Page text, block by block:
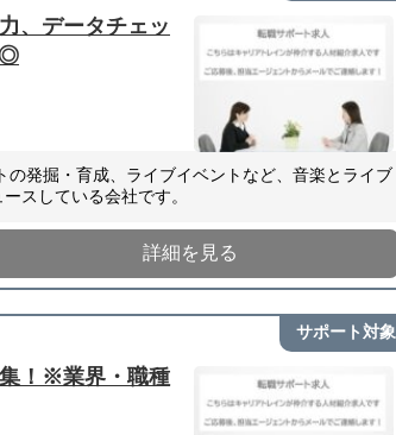
、データチェッ
◎
発掘・育成、ライブイベントなど、音楽とライブ
スしている会社です。
詳細を見る
サポート対象
！※業界・職種